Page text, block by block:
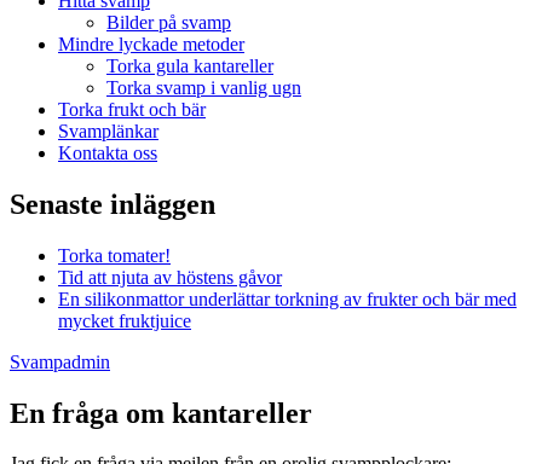
Bilder på svamp
Mindre lyckade metoder
Torka gula kantareller
Torka svamp i vanlig ugn
Torka frukt och bär
Svamplänkar
Kontakta oss
Senaste inläggen
Torka tomater!
Tid att njuta av höstens gåvor
En silikonmattor underlättar torkning av frukter och bär med
mycket fruktjuice
Svampadmin
En fråga om kantareller